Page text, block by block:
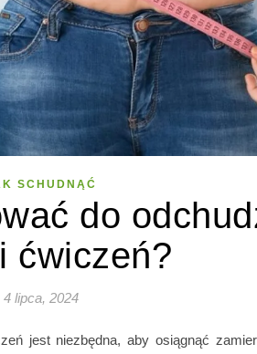
SCHUDNĄĆ
do
ćwiczeń?
4 lipca, 2024
jest niezbędna, aby osiągnąć